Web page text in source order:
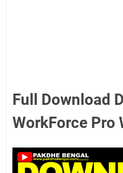
Full Download
WorkForce Pro